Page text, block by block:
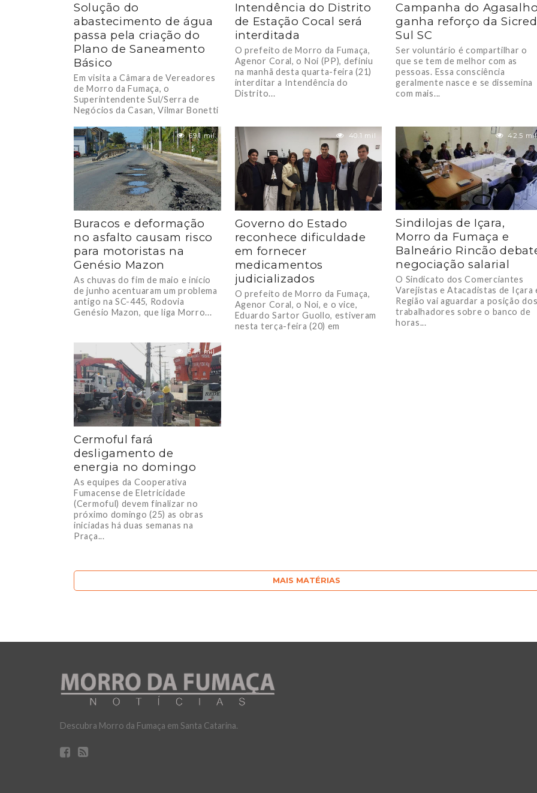
Solução do
abastecimento de água
passa pela criação do
Plano de Saneamento
Básico
Em visita a Câmara de Vereadores
de Morro da Fumaça, o
Superintendente Sul/Serra de
Negócios da Casan, Vilmar Bonetti
Intendência do Distrito
de Estação Cocal será
interditada
O prefeito de Morro da Fumaça,
Agenor Coral, o Noi (PP), definiu
na manhã desta quarta-feira (21)
interditar a Intendência do
Distrito...
Campanha do
ganha reforço da
Sul SC
Ser voluntário é compartilhar o
que se tem de melhor com as
pessoas. Essa consciência
geralmente nasce e se dissemina
com mais...
69.1 mil
Buracos e deformação
no asfalto causam risco
para motoristas na
Genésio Mazon
As chuvas do fim de maio e início
de junho acentuaram um problema
antigo na SC-445, Rodovia
Genésio Mazon, que liga Morro...
40.1 mil
Governo do Estado
reconhece dificuldade
em fornecer
medicamentos
judicializados
O prefeito de Morro da Fumaça,
Agenor Coral, o Noi, e o vice,
Eduardo Sartor Guollo, estiveram
nesta terça-feira (20) em
42.5 mil
Sindilojas de Içara,
Morro da Fumaça e
Balneário Rincão
negociação salarial
O Sindicato dos Comerciantes
Varejistas e Atacadistas de Içara
Região vai aguardar a posição
trabalhadores sobre o banco de
horas...
54.1 mil
Cermoful fará
desligamento de
energia no domingo
As equipes da Cooperativa
Fumacense de Eletricidade
(Cermoful) devem finalizar no
próximo domingo (25) as obras
iniciadas há duas semanas na
Praça...
MAIS MATÉRIAS
Descubra Morro da Fumaça em Santa Catarina.